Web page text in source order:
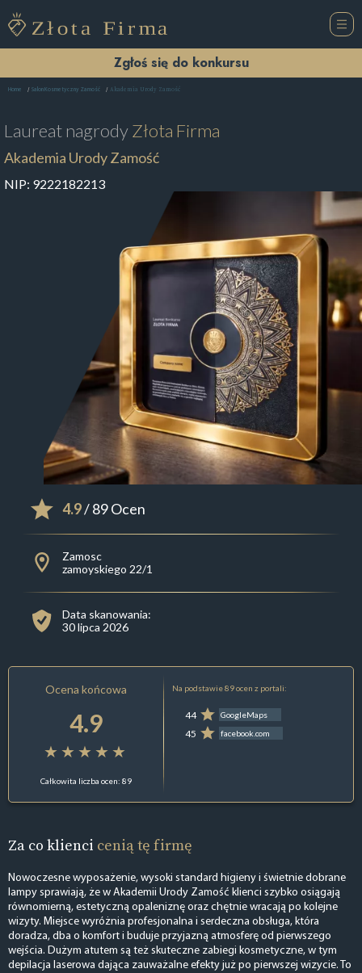
Zgłoś się do konkursu
Home Salon Kosmetyczny Zamość Akademia Urody Zamość
Laureat nagrodyZłota Firma
Akademia Urody Zamość
NIP: 9222182213
4.9/ 89 Ocen
Zamosc
zamoyskiego 22/1
Data skanowania:
30 lipca 2026
Ocena końcowa
4.9
Całkowita liczba ocen: 89
Na podstawie 89 ocen z portali:
44 GoogleMaps
45 facebook.com
Za co klienci cenią tę firmę
Nowoczesne wyposażenie, wysoki standard higieny i świetnie dobrane
lampy sprawiają, że w Akademii Urody Zamość klienci szybko osiągają
równomierną, estetyczną opaleniznę oraz chętnie wracają po kolejne
wizyty. Miejsce wyróżnia profesjonalna i serdeczna obsługa, która
doradza, dba o komfort i buduje przyjazną atmosferę od pierwszego
wejścia. Dużym atutem są też skuteczne zabiegi kosmetyczne, w tym
depilacja laserowa dająca zauważalne efekty już po pierwszej wizycie. To